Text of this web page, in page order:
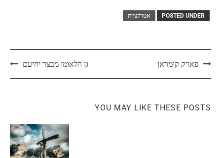
POSTED UNDER אטרקציות
פארק קומראן גן הלאומי מבצר יחיעם
YOU MAY LIKE THESE POSTS